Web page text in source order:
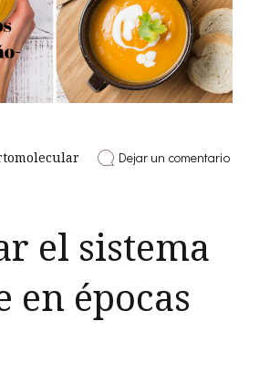
Dejar un comentarioen
el sistema
en épocas